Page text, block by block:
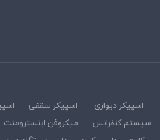
اسپیکر دیواری اسپیکر سقفی
سیستم کنفرانس میکروفن اینسترومنت